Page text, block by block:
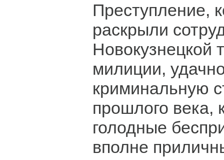
Преступление,
раскрыли
Новокузнецкой
милиции,
криминальную
прошлого века,
голодные
вполне